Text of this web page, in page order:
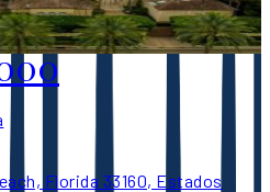
Florida 33160, Estados